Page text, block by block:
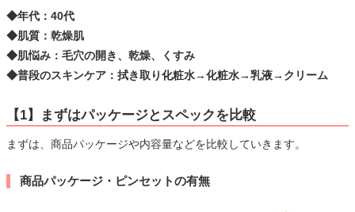
◆年代：40代
◆肌質：乾燥肌
◆肌悩み：毛穴の開き、乾燥、くすみ
◆普段のスキンケア：拭き取り化粧水→化粧水→乳液→クリーム
【1】まずはパッケージとスペックを比較
まずは、商品パッケージや内容量などを比較していきます。
商品パッケージ・ピンセットの有無